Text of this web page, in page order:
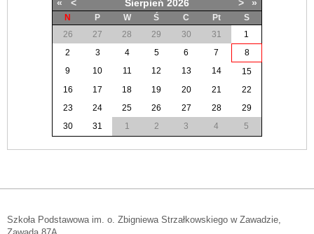
« < Sierpień 2026 > »
N P W Ś C Pt
S
26
27 28 29 30 31
1
2
3 4 5 6 7
8
9
10 11 12 13 14
15
16
17 18 19 20 21
22
23
24 25 26 27 28
29
30
31 1 2 3 4 5
Szkoła Podstawowa im. o. Zbigniewa Strzałkowskiego w Zawadzie,